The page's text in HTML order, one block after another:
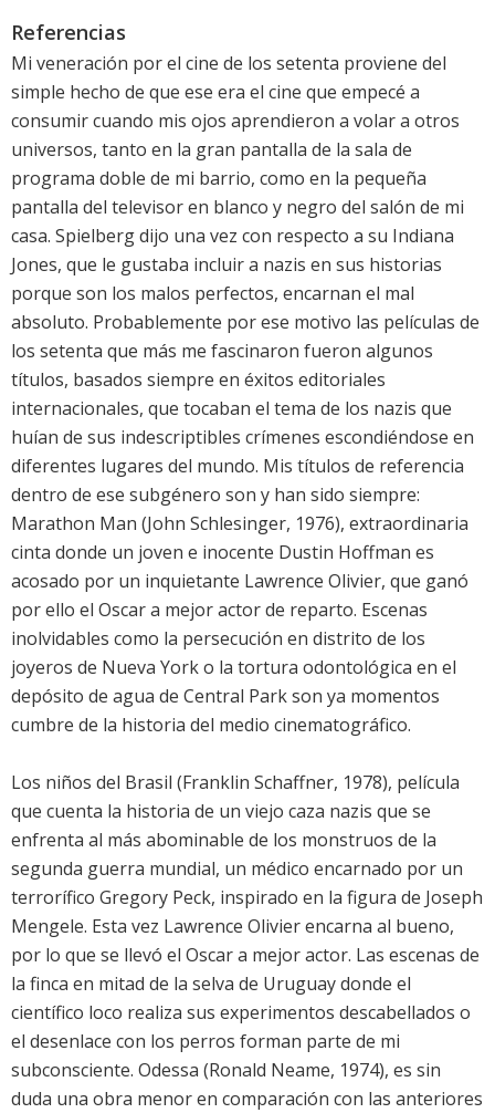
Referencias
Mi veneración por el cine de los setenta proviene del
simple hecho de que ese era el cine que empecé a
consumir cuando mis ojos aprendieron a volar a otros
universos, tanto en la gran pantalla de la sala de
programa doble de mi barrio, como en la pequeña
pantalla del televisor en blanco y negro del salón de mi
casa. Spielberg dijo una vez con respecto a su Indiana
Jones, que le gustaba incluir a nazis en sus historias
porque son los malos perfectos, encarnan el mal
absoluto. Probablemente por ese motivo las películas de
los setenta que más me fascinaron fueron algunos
títulos, basados siempre en éxitos editoriales
internacionales, que tocaban el tema de los nazis que
huían de sus indescriptibles crímenes escondiéndose en
diferentes lugares del mundo. Mis títulos de referencia
dentro de ese subgénero son y han sido siempre:
Marathon Man (John Schlesinger, 1976), extraordinaria
cinta donde un joven e inocente Dustin Hoffman es
acosado por un inquietante Lawrence Olivier, que ganó
por ello el Oscar a mejor actor de reparto. Escenas
inolvidables como la persecución en distrito de los
joyeros de Nueva York o la tortura odontológica en el
depósito de agua de Central Park son ya momentos
cumbre de la historia del medio cinematográfico.
Los niños del Brasil (Franklin Schaffner, 1978), película
que cuenta la historia de un viejo caza nazis que se
enfrenta al más abominable de los monstruos de la
segunda guerra mundial, un médico encarnado por un
terrorífico Gregory Peck, inspirado en la figura de Joseph
Mengele. Esta vez Lawrence Olivier encarna al bueno,
por lo que se llevó el Oscar a mejor actor. Las escenas de
la finca en mitad de la selva de Uruguay donde el
científico loco realiza sus experimentos descabellados o
el desenlace con los perros forman parte de mi
subconsciente. Odessa (Ronald Neame, 1974), es sin
duda una obra menor en comparación con las anteriores